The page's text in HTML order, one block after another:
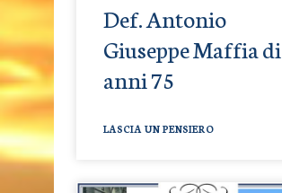
Def. Antonio
Giuseppe Maffia di
anni 75
LASCIA UN PENSIERO